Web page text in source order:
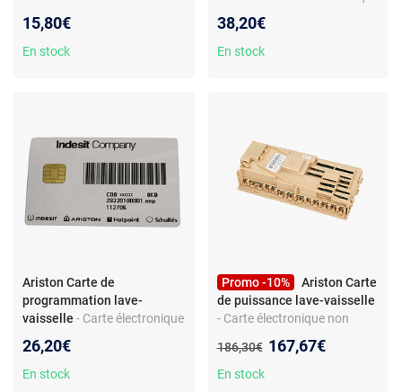
gauche - Compatible Ariston
LL63FR - Plastique - Couleur
15,80€
En stock
C00264447 - Compatible
modèle LFF825XEU
38,20€
En stock
Ariston Carte de
programmation lave-
vaisselle - Carte électronique
Compatible Ariston
LKF7146XFR/HA - Pièce
26,20€
En stock
Promo -10%
Ariston Carte
de puissance lave-vaisselle
- Carte électronique non
vaisselle - pièce compatible
Whirlpool/Indesit/Hotpoint -
Ancien prix :
186,30€ Nouveau prix :
167,67€
En stock